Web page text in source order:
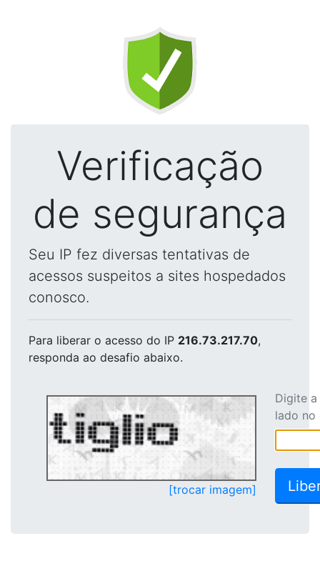
Verificação
de segurança
Seu IP fez diversas tentativas de
acessos suspeitos a sites hospedados
conosco.
Para liberar o acesso do IP 216.73.217.70,
responda ao desafio abaixo.
[trocar imagem]
Digite
lado no